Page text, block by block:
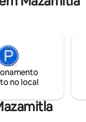
A
no local